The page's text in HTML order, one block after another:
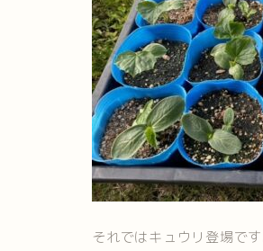
それではキュウリ登場で